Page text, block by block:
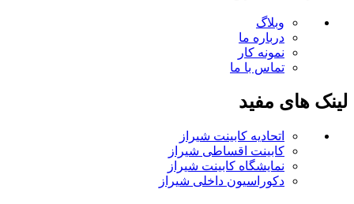
وبلاگ
درباره ما
نمونه کار
تماس با ما
لینک های مفید
اتحادیه کابینت شیراز
کابینت اقساطی شیراز
نمایشگاه کابینت شیراز
دکوراسیون داخلی شیراز